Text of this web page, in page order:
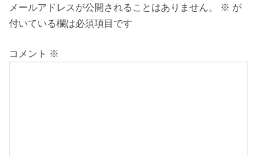
メールアドレスが公開されることはありません。 ※ が
付いている欄は必須項目です
コメント ※